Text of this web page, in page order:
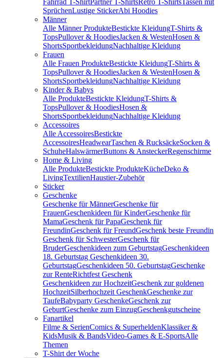
Fahrrad T-ShirtPartner T-ShirtsRetro T-ShirtsTassen mit
SprüchenLustige StickerAbi Hoodies
Männer
Alle Männer ProdukteBestickte KleidungT-Shirts &
TopsPullover & HoodiesJacken & WestenHosen &
ShortsSportbekleidungNachhaltige Kleidung
Frauen
Alle Frauen ProdukteBestickte KleidungT-Shirts &
TopsPullover & HoodiesJacken & WestenHosen &
ShortsSportbekleidungNachhaltige Kleidung
Kinder & Babys
Alle ProdukteBestickte KleidungT-Shirts &
TopsPullover & HoodiesHosen &
ShortsSportbekleidungNachhaltige Kleidung
Accessoires
Alle AccessoiresBestickte
AccessoiresHeadwearTaschen & RucksäckeSocken &
SchuheHalswärmerButtons & AnsteckerRegenschirme
Home & Living
Alle ProdukteBestickte ProdukteKücheDeko &
LivingTextilienHaustier-Zubehör
Sticker
Geschenke
Geschenke für MännerGeschenke für
FrauenGeschenkideen für KinderGeschenke für
MamaGeschenk für PapaGeschenk für
FreundinGeschenk für FreundGeschenk beste Freundin
Geschenk für SchwesterGeschenk für
BruderGeschenkideen zum GeburtstagGeschenkideen
18. Geburtstag Geschenkideen 30.
GeburtstagGeschenkideen 50. GeburtstagGeschenke
zur RenteRichtfest Geschenk
Geschenkideen zur HochzeitGeschenk zur goldenen
HochzeitSilberhochzeit GeschenkGeschenke zur
TaufeBabyparty GeschenkeGeschenk zur
GeburtGeschenke zum EinzugGeschenkgutscheine
Fanartikel
Filme & SerienComics & SuperheldenKlassiker &
KidsMusik & BandsVideo-Games & E-SportsAlle
Themen
T-Shirt der Woche